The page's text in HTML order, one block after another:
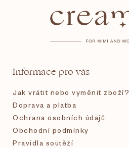
Informace pro vás
Jak vrátit nebo vyměnit zboží?
Doprava a platba
Ochrana osobních údajů
Obchodní podmínky
Pravidla soutěží